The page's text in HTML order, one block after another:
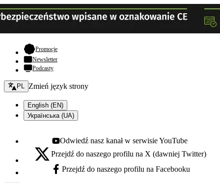
Promocje- otwiera się w nowej karcie
Newsletter
Podcasty
Zmień język - bieżący:
PL Zmień język strony
English (EN)
Українська (UA)
Youtube - otwiera się w nowej karcie
Odwiedź nasz kanał w serwisie YouTube
X - otwiera się w nowej karcie
Przejdź do naszego profilu na X (dawniej Twitter)
Facebook - otwiera się w nowej karcie
Przejdź do naszego profilu na Facebooku